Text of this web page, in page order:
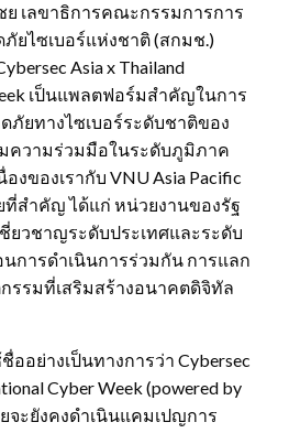
เลขาธิการคณะกรรมการการ
ยไซเบอร์แห่งชาติ (สกมช.)
Asia x Thailand
เป็นแพลตฟอร์มสำคัญในการ
ภัยทางไซเบอร์ระดับชาติของ
มความร่วมมือในระดับภูมิภาค
งของเรากับ VNU Asia Pacific
ที่สำคัญ ได้แก่ หน่วยงานของรัฐ
ยวชาญระดับประเทศและระดับ
การดำเนินการร่วมกัน การแลก
รรมที่เสริมสร้างอนาคตดิจิทัล
ออย่างเป็นทางการว่า Cybersec
Cyber ​​Week (powered by
จะยังคงดำเนินแคมเปญการ